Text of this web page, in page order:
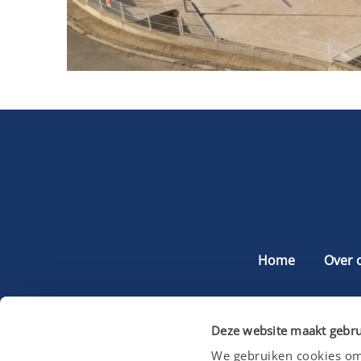
Deze website maakt
We gebruiken cookies
Home Over